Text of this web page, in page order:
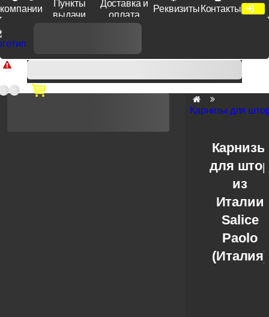
компании
Пункты
выдачи
Доставка и
оплата
Реквизиты Контакты
Доп. скидка от цен на сайте 7% при заказе от 50 тыс. руб
продукции Venezia, Fratelli, Tupai, Extreza, Melodia, Forme при
оплате по счету.
Карнизы для
Карнизы
для
из
Италии
Salice
Paolo
(Италия)